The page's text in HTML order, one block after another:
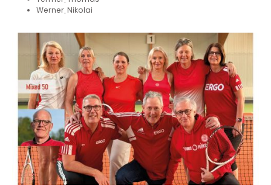
Werner, Nikolai